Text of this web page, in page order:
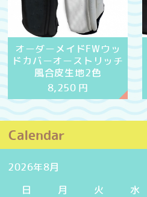
オーダーメイドFWウッ
ドカバーオーストリッチ
風合皮生地2色
8,250 円
Calendar
2026年8月
日
月 火 水